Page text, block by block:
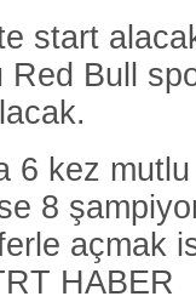
start
Red Bull
6 kez
8
açmak
HABER